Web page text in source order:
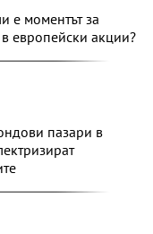
е моментът за
европейски акции?
пазари в